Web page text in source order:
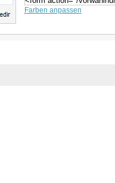
Farben anpassen